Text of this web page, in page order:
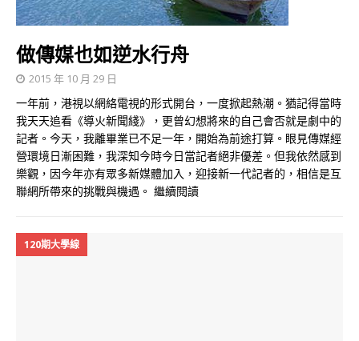
做傳媒也如逆水行舟
2015 年 10 月 29 日
一年前，港視以網絡電視的形式開台，一度掀起熱潮。猶記得當時
我天天追看《導火新聞綫》，更曾幻想將來的自己會否就是劇中的
記者。今天，我離畢業已不足一年，開始為前途打算。眼見傳媒經
營環境日漸困難，我深知今時今日當記者絕非優差。但我依然感到
樂觀，因今年亦有眾多新媒體加入，迎接新一代記者的，相信是互
聯網所帶來的挑戰與機遇。 繼續閱讀
120期大學線